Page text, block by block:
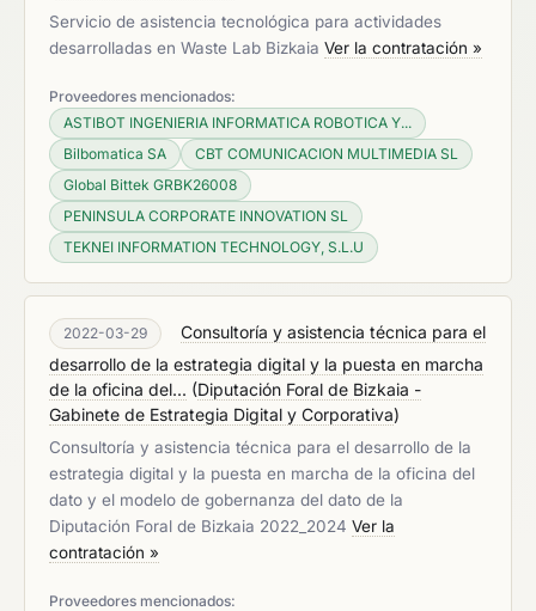
Servicio de asistencia tecnológica para actividades
desarrolladas en Waste Lab Bizkaia Ver la contratación »
Proveedores mencionados:
ASTIBOT INGENIERIA INFORMATICA ROBOTICA Y...
Bilbomatica SA
CBT COMUNICACION MULTIMEDIA SL
Global Bittek GRBK26008
PENINSULA CORPORATE INNOVATION SL
TEKNEI INFORMATION TECHNOLOGY, S.L.U
2022-03-29
Consultoría y asistencia técnica para el
desarrollo de la estrategia digital y la puesta en marcha
de la oficina del... (Diputación Foral de Bizkaia -
Gabinete de Estrategia Digital y Corporativa)
Consultoría y asistencia técnica para el desarrollo de la
estrategia digital y la puesta en marcha de la oficina del
dato y el modelo de gobernanza del dato de la
Diputación Foral de Bizkaia 2022_2024 Ver la
contratación »
Proveedores mencionados: